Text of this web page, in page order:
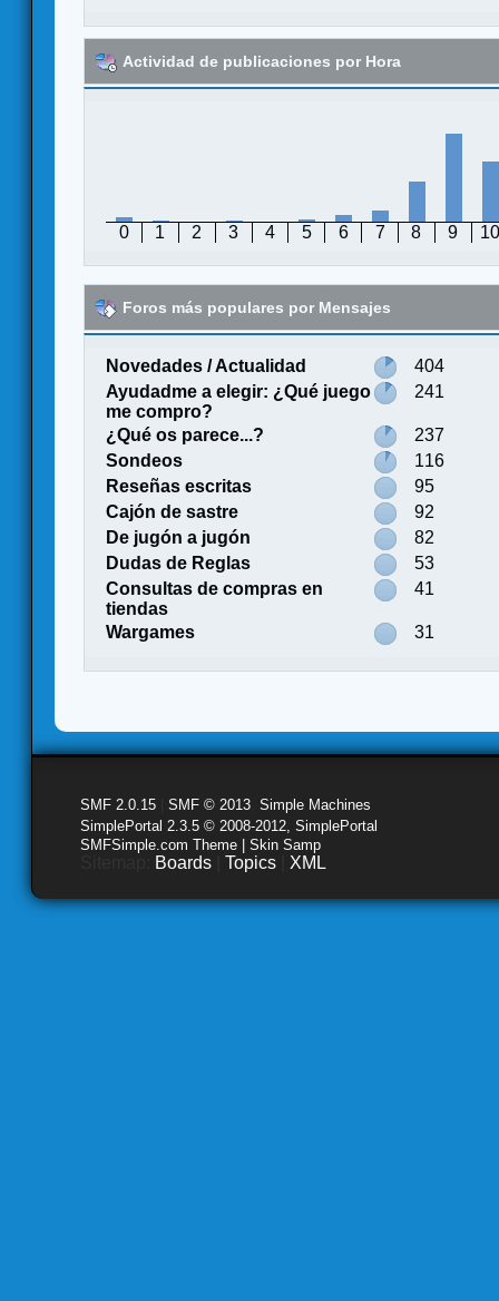
Actividad de publicaciones por Hora
0 1 2 3 4 5 6 7 8 9 10
Foros más populares por Mensajes
Novedades / Actualidad
404
Ayudadme a elegir: ¿Qué juego
me compro?
241
¿Qué os parece...?
237
Sondeos
116
Reseñas escritas
95
Cajón de sastre
92
De jugón a jugón
82
Dudas de Reglas
53
Consultas de compras en
tiendas
41
Wargames 31
SMF 2.0.15 SMF © 2013 Simple Machines
SimplePortal 2.3.5 © 2008-2012, SimplePortal
SMFSimple.com Theme | Skin Samp
Boards Topics XML